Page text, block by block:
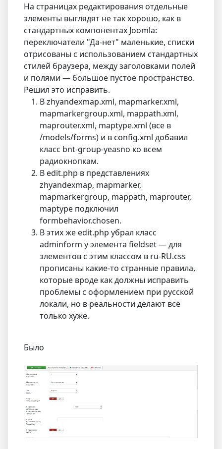
На страницах редактирования отдельные
элементы выглядят не так хорошо, как в
стандартных компонентах Joomla:
переключатели "Да-нет" маленькие, списки
отрисованы с использованием стандартных
стилей браузера, между заголовками полей
и полями — большое пустое пространство.
Решил это исправить.
В zhyandexmap.xml, mapmarker.xml,
mapmarkergroup.xml, mappath.xml,
maprouter.xml, maptype.xml (все в
/models/forms) и в config.xml добавил
класс bnt-group-yeasno ко всем
радиокнопкам.
В edit.php в представлениях
zhyandexmap, mapmarker,
mapmarkergroup, mappath, maprouter,
maptype подключил
formbehavior.chosen.
В этих же edit.php убрал класс
adminform у элемента fieldset — для
элементов с этим классом в ru-RU.css
прописаны какие-то странные правила,
которые вроде как должны исправить
проблемы с оформлением при русской
локали, но в реальности делают всё
только хуже.
Было